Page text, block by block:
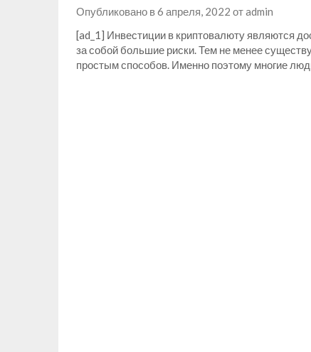
Опубликовано в6 апреля, 2022 отadmin
[ad_1] Инвестиции в криптовалюту являются
за собой большие риски. Тем не менее
простым способов. Именно поэтому многие